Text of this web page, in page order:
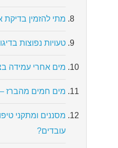
מתי להזמין בדיקת
טעויות נפוצות
מים אחרי עמידה
מים חמים מהברז
מסננים ומתקני
עובדים?